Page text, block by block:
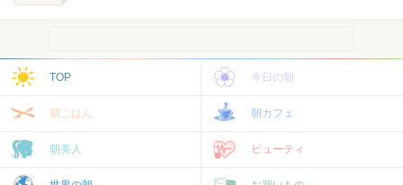
TOP 今日の朝
朝ごはん 朝カフェ
朝美人 ビューティ